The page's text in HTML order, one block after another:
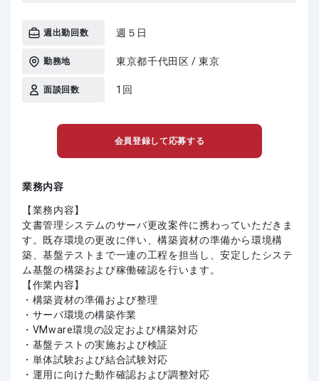
週出勤回数 週５日
勤務地 東京都千代田区 / 東京
面談回数 1回
会員登録して応募する
業務内容
【業務内容】
文書管理システムのサーバ更改案件に携わっていただきま
す。既存環境の更改に伴い、構築資材の準備から環境構
築、基盤テストまで一連の工程を担当し、安定したシステ
ム基盤の構築および稼働確認を行います。
【作業内容】
・構築資材の準備および整理
・サーバ環境の構築作業
・VMware環境の設定および構築対応
・基盤テストの実施および検証
・単体試験および結合試験対応
・運用に向けた動作確認および調整対応